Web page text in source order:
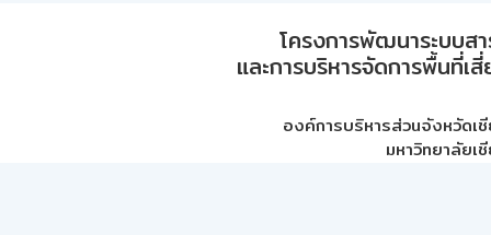
โครงการพัฒนาระบบส
และการบริหารจัดการพื้นที่เ
องค์การบริหารส่วนจังหวัดเ
มหาวิทยาลัยเ